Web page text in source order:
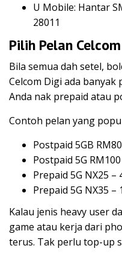
U Mobile: Hantar
28011
Pilih Pelan
Bila semua dah setel,
Celcom Digi ada
Anda nak prepaid atau
Contoh pelan yang
Postpaid 5GB RM80
Postpaid 5G RM100
Prepaid 5G NX25 –
Prepaid 5G NX35 –
Kalau jenis heavy user
game atau kerja dari
terus. Tak perlu top-up